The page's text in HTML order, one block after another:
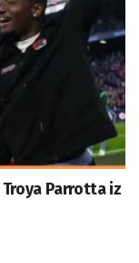
Parrotta iz